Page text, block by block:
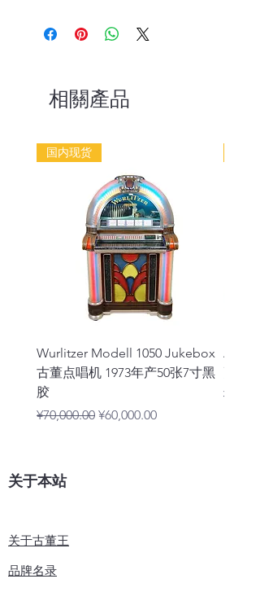
邮，送一张古董王珍藏美国老唱片。
相關產品
国内现货
Wurlitzer Modell 1050 Jukebox
古董点唱机 1973年产50张7寸黑
胶
一般價格
¥70,000.00 促銷價格
¥60,000.00
更斯
一般價
关于本站
关于古董王
品牌名录